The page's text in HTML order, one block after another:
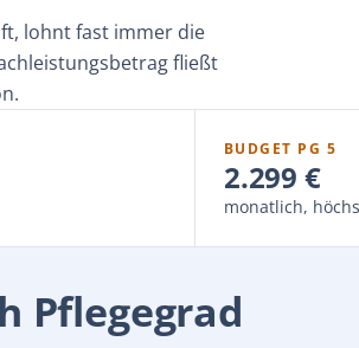
lohnt fast immer die
fließt
BUDGET PG 5
2.299 €
monatlich,
Pflegegrad